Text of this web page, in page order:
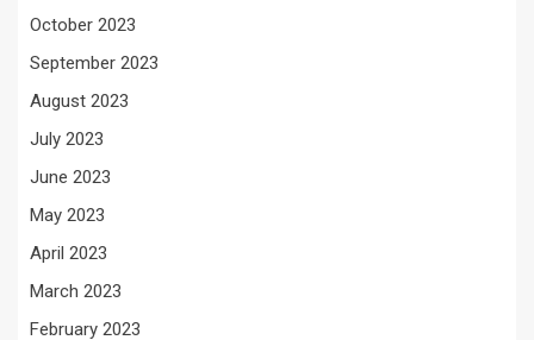
October 2023
September 2023
August 2023
July 2023
June 2023
May 2023
April 2023
March 2023
February 2023